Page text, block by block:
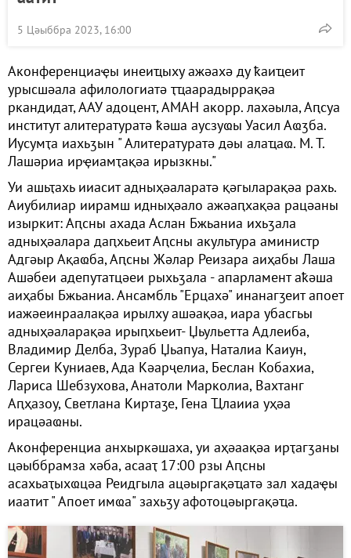
5 Цәыббра 2023, 16:00
Аконференциаҿы инеиҵыху ажәахә ду ҟаиҵеит
урысшәала афилологиатә ҭҵаарадыррақәа
ркандидат, ААУ адоцент, АМАН акорр. лахәыла, Аԥсуа
институт алитературатә ҟәша аусзуҩы Уасил Аҩӡба.
Иусумҭа иахьӡын " Алитературатә дәы алаҵаҩ. М. Т.
Лашәриа ирҿиамҭақәа ирызкны."
Уи ашьҭахь ииасит адныҳәаларатә қәгыларақәа рахь.
Аиубилиар иирамш идныҳәало ажәаԥхақәа рацәаны
изыркит: Аԥсны ахада Аслан Бжьаниа ихьӡала
адныҳәалара даԥхьеит Аԥсны акультура аминистр
Адгәыр Ақаҩба, Аԥсны Жәлар Реизара аиҳабы Лаша
Ашәбеи адепутатцәеи рыхьӡала - апарламент аҟәша
аиҳабы Бжьаниа. Ансамбль "Ерцахә" инанагӡеит апоет
иажәеинраалақәа ирылху ашәақәа, иара убасгьы
адныҳәаларақәа ирыԥхьеит- Џьульетта Адлеиба,
Владимир Делба, Зураб Џьапуа, Наталиа Каиун,
Сергеи Куниаев, Ада Кәарҷелиа, Беслан Кобахиа,
Лариса Шебзухова, Анатоли Марколиа, Вахтанг
Аԥҳазоу, Светлана Киртаӡе, Гена Ҵлаииа уҳәа
ирацәаҩны.
Аконференциа анхыркәшаха, уи аҳәаақәа ирҭагӡаны
цәыббрамза хәба, асааҭ 17:00 рзы Аԥсны
асахьаҭыхҩцәа Реидгыла ацәыргақәҵатә зал хадаҿы
иаатит " Апоет имҩа" захьӡу афотоцәыргақәҵа.